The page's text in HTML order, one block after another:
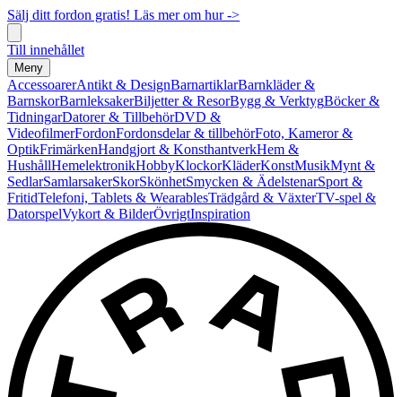
Sälj ditt fordon gratis! Läs mer om hur ->
Till innehållet
Meny
AccessoarerAntikt & DesignBarnartiklarBarnkläder &
BarnskorBarnleksakerBiljetter & ResorBygg & VerktygBöcker &
TidningarDatorer & TillbehörDVD &
VideofilmerFordonFordonsdelar & tillbehörFoto, Kameror &
OptikFrimärkenHandgjort & KonsthantverkHem &
HushållHemelektronikHobbyKlockorKläderKonstMusikMynt &
SedlarSamlarsakerSkorSkönhetSmycken & ÄdelstenarSport &
FritidTelefoni, Tablets & WearablesTrädgård & VäxterTV-spel &
DatorspelVykort & BilderÖvrigtInspiration